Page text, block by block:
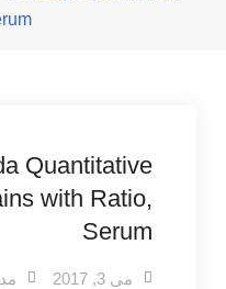
Quantitative
with Ratio,
Serum
می 3, 2017